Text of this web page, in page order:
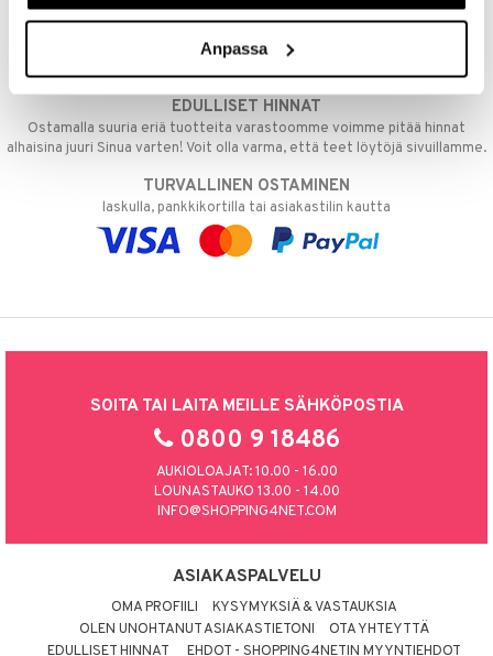
Anpassa
NOPEAT TOIMITUKSET
Ennen kello 13.00 tehdyt tilaukset lähetetään normaalisti samana
EDULLISET HINNAT
Ostamalla suuria eriä tuotteita varastoomme voimme pitää hinnat
alhaisina juuri Sinua varten! Voit olla varma, että teet löytöjä sivuillamme.
TURVALLINEN OSTAMINEN
laskulla, pankkikortilla tai asiakastilin kautta
SOITA TAI LAITA MEILLE SÄHKÖPOSTIA
0800 9 18486
AUKIOLOAJAT: 10.00 - 16.00
LOUNASTAUKO 13.00 - 14.00
INFO@SHOPPING4NET.COM
ASIAKASPALVELU
OMA PROFIILI
KYSYMYKSIÄ & VASTAUKSIA
OLEN UNOHTANUT ASIAKASTIETONI
OTA YHTEYTTÄ
EDULLISET HINNAT
EHDOT - SHOPPING4NETIN MYYNTIEHDOT